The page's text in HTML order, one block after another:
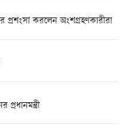
প্রশংসা করলেন অংশগ্রহণকারীরা